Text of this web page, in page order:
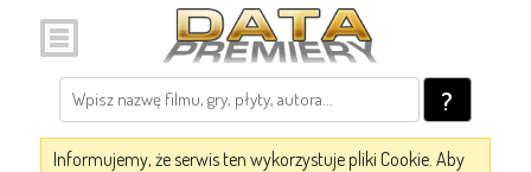
?
Informujemy, że serwis ten wykorzystuje pliki Cookie. Aby